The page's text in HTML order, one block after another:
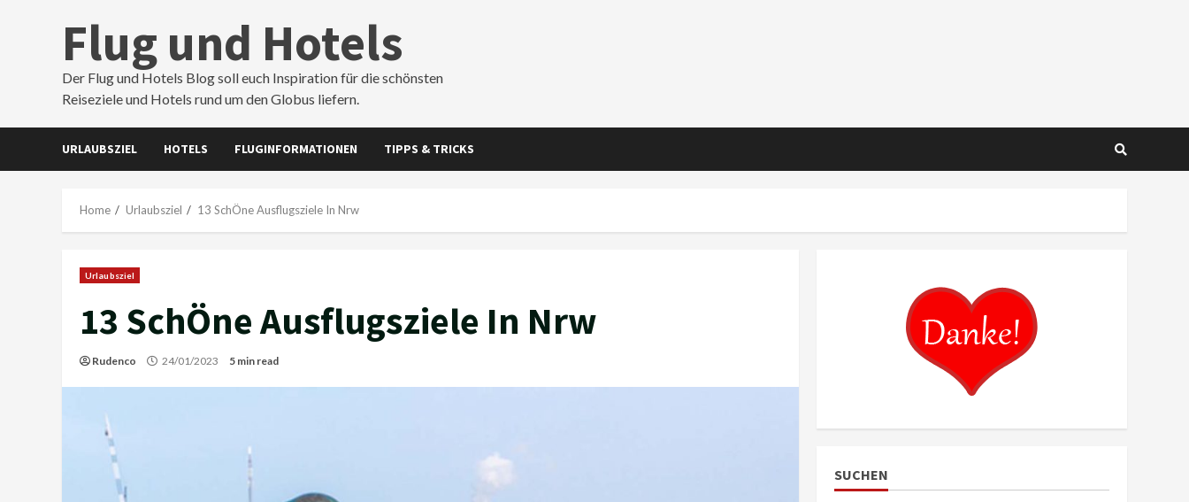
Flug und Hotels
Der Flug und Hotels Blog soll euch Inspiration für die schönsten
Reiseziele und Hotels rund um den Globus liefern.
URLAUBSZIEL HOTELS FLUGINFORMATIONEN TIPPS & TRICKS
Home Urlaubsziel 13 SchÖne Ausflugsziele In Nrw
Urlaubsziel
13 SchÖne Ausflugsziele In Nrw
Rudenco 24/01/2023 5 min read
SUCHEN